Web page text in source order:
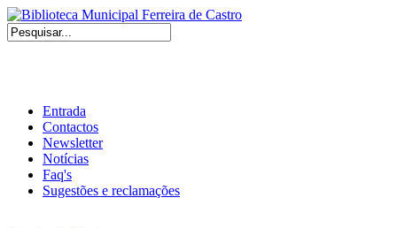
Entrada
Contactos
Newsletter
Notícias
Faq's
Sugestões e reclamações